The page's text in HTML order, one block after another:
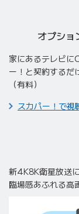
オプショ
家にあるテレビに
ー！と契約するだ
（有料）
スカパー！で視
新4K8K衛星放送
臨場感あふれる高